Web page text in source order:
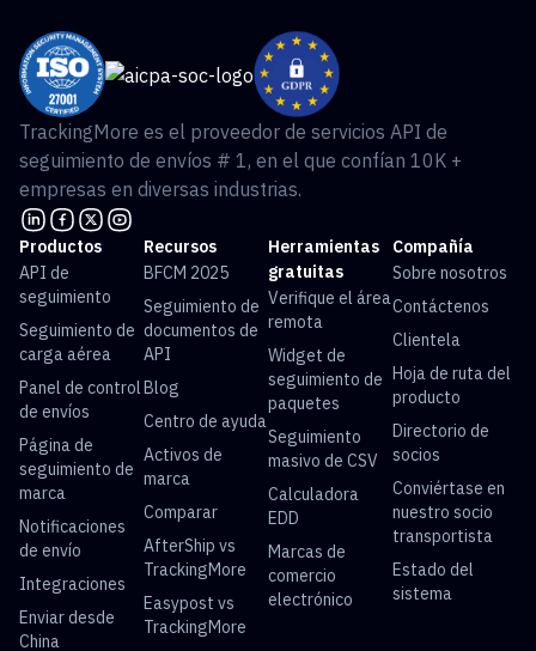
TrackingMore es el proveedor de servicios API de
seguimiento de envíos # 1, en el que confían 10K +
empresas en diversas industrias.
Productos
API de
seguimiento
Seguimiento de
carga aérea
Panel de control
de envíos
Página de
seguimiento de
marca
Notificaciones
de envío
Integraciones
Enviar desde
China
Recursos
BFCM 2025
Seguimiento de
documentos de
API
Blog
Centro de ayuda
Activos de
marca
Comparar
AfterShip vs
TrackingMore
Easypost vs
TrackingMore
Herramientas
gratuitas
Verifique el área
remota
Widget de
seguimiento de
paquetes
Seguimiento
masivo de CSV
Calculadora
EDD
Marcas de
comercio
electrónico
Compañía
Sobre nosotros
Contáctenos
Clientela
Hoja de ruta del
producto
Directorio de
socios
Conviértase en
nuestro socio
transportista
Estado del
sistema